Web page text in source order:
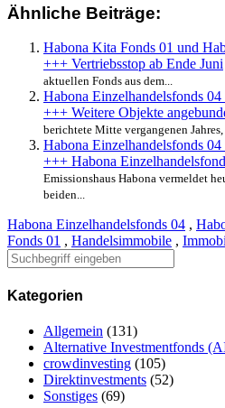
Ähnliche Beiträge:
Habona Kita Fonds 01 und
+++ Vertriebsstop ab Ende Juni
aktuellen Fonds aus dem...
Habona Einzelhandelsfonds
+++ Weitere Objekte
berichtete Mitte vergangenen
Habona Einzelhandelsfonds
+++ Habona
Emissionshaus Habona vermeldet
beiden...
Habona Einzelhandelsfonds 04 ,
Fonds 01 , Handelsimmobile ,
Kategorien
Allgemein (131)
Alternative Investmentfonds
crowdinvesting (105)
Direktinvestments (52)
Sonstiges (69)